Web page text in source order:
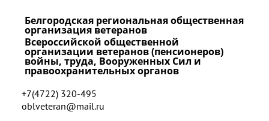
Белгородская региональная общественная
организация ветеранов
Всероссийской общественной
организации ветеранов (пенсионеров)
войны, труда, Вооруженных Сил и
правоохранительных органов
+7(4722) 320-495
oblveteran@mail.ru